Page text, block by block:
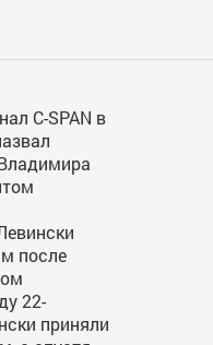
C-SPAN в
после
22-
приняли